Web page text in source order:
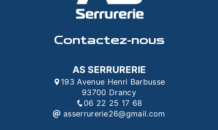
Contactez-nous
AS SERRURERIE
193 Avenue Henri Barbusse
93700 Drancy
06 22 25 17 68
asserrurerie26@gmail.com